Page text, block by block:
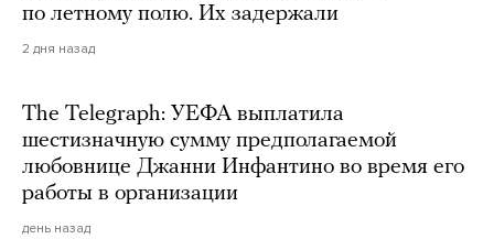
по летному полю. Их задержали
2 дня назад
The Telegraph: УЕФА выплатила
шестизначную сумму предполагаемой
любовнице Джанни Инфантино во время его
работы в организации
день назад